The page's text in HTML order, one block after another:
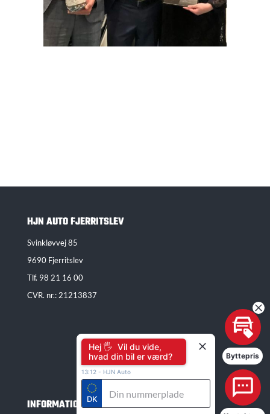
HJN AUTO FJERRITSLEV
Svinkløvvej 85
9690 Fjerritslev
Tlf. 98 21 16 00
CVR. nr.: 21213837
INFORMATION
Byttepris
Hej 🖐 Vil du vide,
hvad din bil er værd?
13:12 - HJN Auto
DK